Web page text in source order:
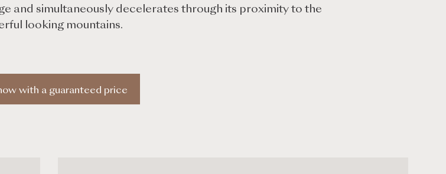
and simultaneously decelerates through its proximity to the
looking mountains.
with a guaranteed price